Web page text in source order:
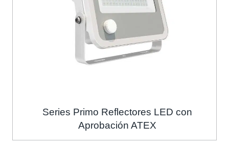
Series Primo Reflectores LED con
Aprobación ATEX